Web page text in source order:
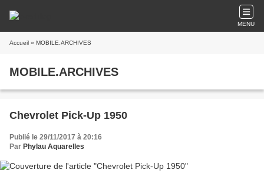
MENU
Accueil » MOBILE.ARCHIVES
MOBILE.ARCHIVES
Chevrolet Pick-Up 1950
Publié le 29/11/2017 à 20:16
Par Phylau Aquarelles